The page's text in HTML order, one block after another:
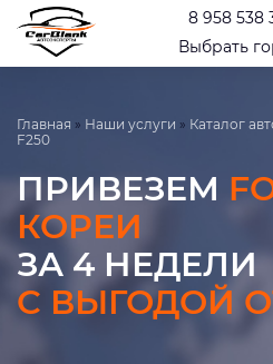
8 958 538
Выбрать
Главная » Наши услуги » Каталог
F250
ПРИВЕЗЕМ
КОРЕИ
ЗА 4 НЕДЕЛИ
С ВЫГОДОЙ